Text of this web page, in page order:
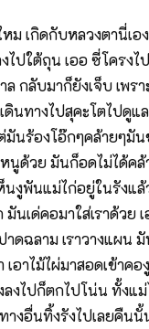
ม เกิดกับหลวงตานี่เอ
ไปใต้ถุน เออ ซี่โครงไ
ล กลับมาก็ยังเจ็บ เพ
นทางไปสุคะโตไปดู
นร้องโอ๊กๆคล้ายๆมัน
นูด้วย มันก็อดไม่ได้ค
ห็นงูพันแม่ไก่อยู่ในรังแ
นเด่คอมาใส่เราด้วย
ดฉลาม เราวางแผน
เอาไม้ไผ่มาสอดเข้าค
ลงไปก็ตกไปโน่น ทั้งแ
งอื่นทิ้งรังไปเลยคืนนั้